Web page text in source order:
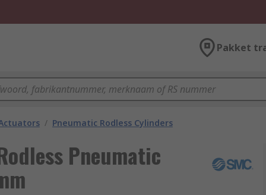
Pakket
/ Pneumatic Rodless Cylinders
Pneumatic